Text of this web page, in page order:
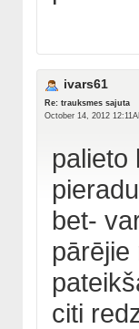
ivars61
Re: trauksmes sajuta
October 14, 2012
palieto
bet-
citi